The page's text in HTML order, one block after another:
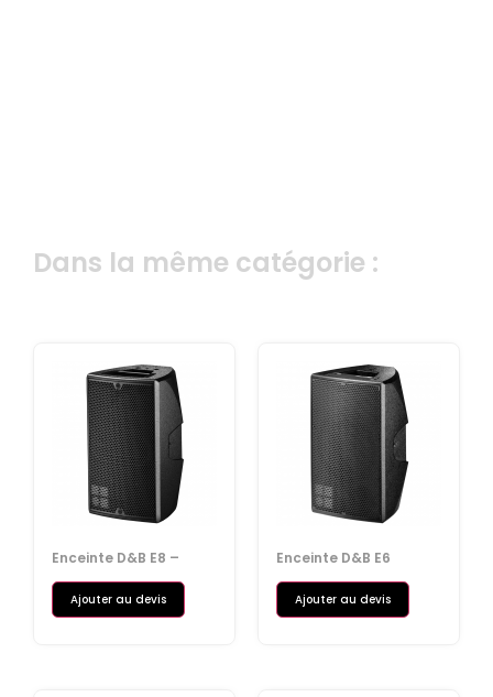
Dans la même catégorie :
Enceinte D&B E8 –
Ajouter au devis
Enceinte D&B E6
Ajouter au devis